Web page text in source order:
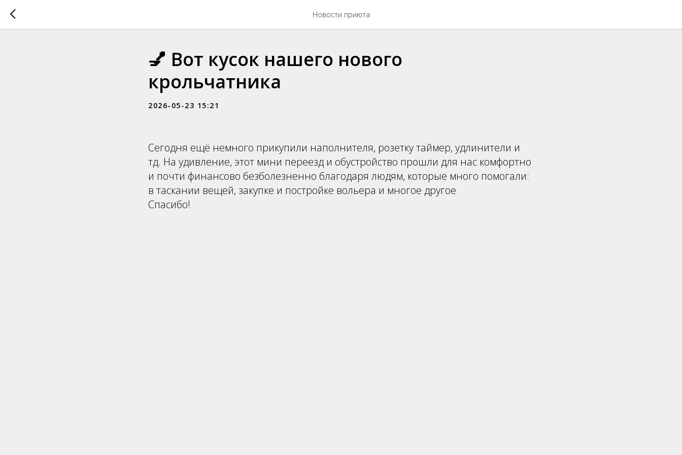
Новости приюта
💅 Вот кусок нашего нового
крольчатника
2026-05-23 15:21
Сегодня ещё немного прикупили наполнителя, розетку таймер, удлинители и
тд. На удивление, этот мини переезд и обустройство прошли для нас комфортно
и почти финансово безболезненно благодаря людям, которые много помогали:
в таскании вещей, закупке и постройке вольера и многое другое
Спасибо!